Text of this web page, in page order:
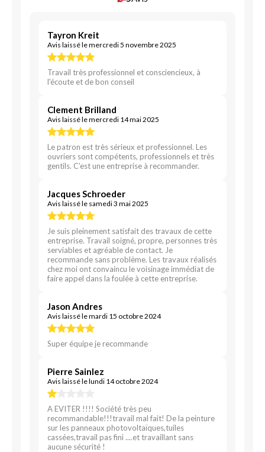
Tayron Kreit
Avis laissé le mercredi 5 novembre 2025
Travail très professionnel et consciencieux, à
l'écoute et de bon conseil
Clement Brilland
Avis laissé le mercredi 14 mai 2025
Le patron est très sérieux et professionnel. Les
ouvriers sont compétents, professionnels et très
gentils. C’est une entreprise à recommander.
Jacques Schroeder
Avis laissé le samedi 3 mai 2025
Je suis pleinement satisfait des travaux de cette
entreprise. Travail soigné, propre, personnes très
serviables et agréable de contact. Je
recommande sans problème. Les travaux réalisés
chez moi ont convaincu le voisinage immédiat de
faire appel dans la foulée à cette entreprise.
Jason Andres
Avis laissé le mardi 15 octobre 2024
Super équipe je recommande
Pierre Sainlez
Avis laissé le lundi 14 octobre 2024
A EVITER !!!! Société très peu
recommandable!!!travail mal fait! De la peinture
sur les panneaux photovoltaïques,tuiles
cassées,travail pas fini ....et travaillant sans
aucune sécurité !